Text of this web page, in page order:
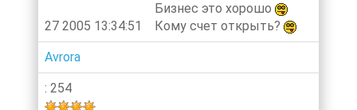
27 2005 13:34:51
Бизнес это хорошо
Кому счет открыть?
Avrora
: 254